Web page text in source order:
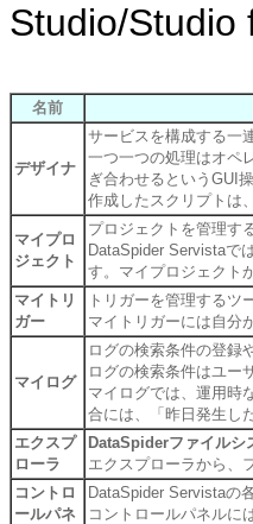
Studio/Studio
名前
デザイナ
サービスを構成する一
一つ一つの処理はオペ
ぎ合わせるというGUI
作成したスクリプトは
マイプロ
ジェクト
プロジェクトを管理す
DataSpider Servistaで
す。マイプロジェクト
マイトリ
ガー
トリガーを管理するツ
マイトリガーには自分
マイログ
ログの検索条件の登録
ログの検索条件はユー
マイログでは、運用時
合には、「昨日発生し
エクスプ
ローラ
DataSpiderファイルシ
エクスプローラから、
コントロ
ールパネ
DataSpider Servistaの
コントロールパネルに